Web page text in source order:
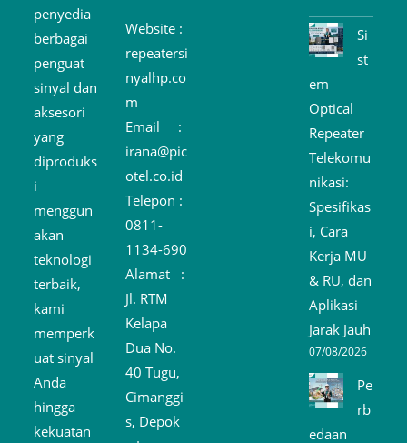
penyedia
berbagai
penguat
sinyal dan
aksesori
yang
diproduks
i
menggun
akan
teknologi
terbaik,
kami
memperk
uat sinyal
Anda
hingga
kekuatan
Website :
repeatersi
nyalhp.co
m
Email :
irana@pic
otel.co.id
Telepon :
0811-
1134-690
Alamat :
Jl. RTM
Kelapa
Dua No.
40 Tugu,
Cimanggi
s, Depok
Si
st
em
Optical
Repeater
Telekomu
nikasi:
Spesifikas
i, Cara
Kerja MU
& RU, dan
Aplikasi
Jarak Jauh
07/08/2026
Pe
rb
edaan